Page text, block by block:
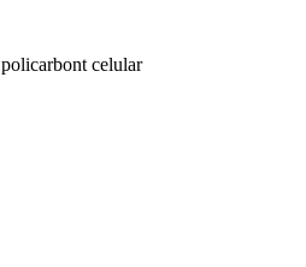
celular